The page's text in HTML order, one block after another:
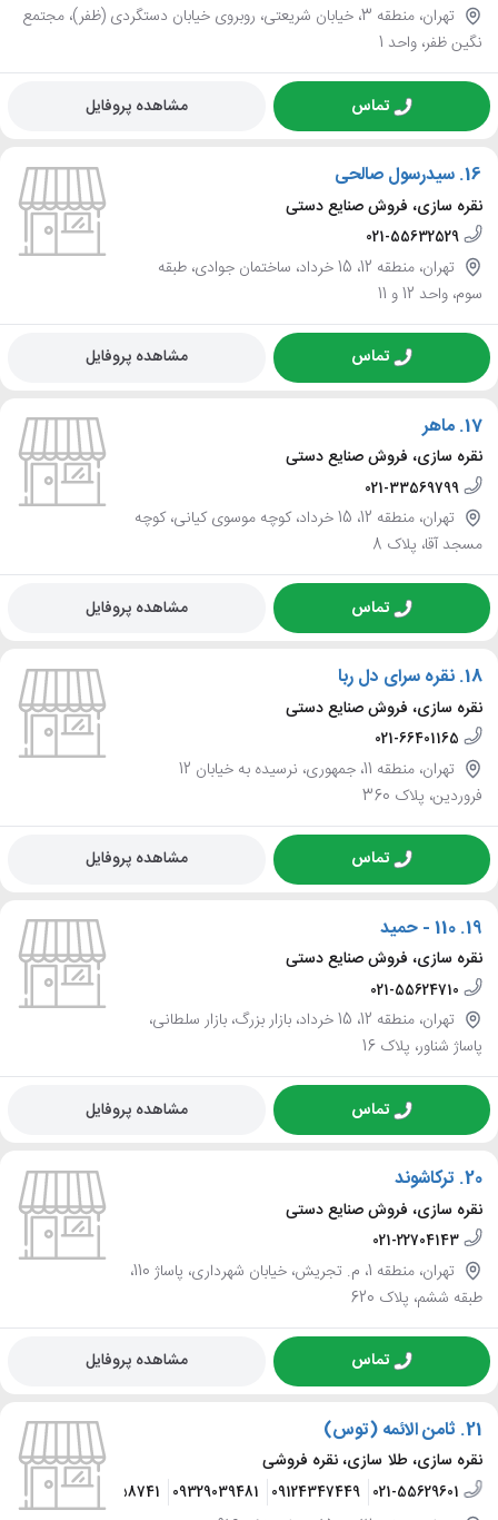
تهران، منطقه 3، خیابان شریعتی، روبروی خیابان دستگردی (ظفر)، مجتمع
نگین ظفر، واحد 1
تماس مشاهده پروفایل
16. سیدرسول صالحی
نقره سازی، فروش صنایع دستی
021-55632529
تهران، منطقه 12، 15 خرداد، ساختمان جوادی، طبقه
سوم، واحد 12 و 11
تماس مشاهده پروفایل
17. ماهر
نقره سازی، فروش صنایع دستی
021-33569799
تهران، منطقه 12، 15 خرداد، کوچه موسوی کیانی، کوچه
مسجد آقا، پلاک 8
تماس مشاهده پروفایل
18. نقره سرای دل ربا
نقره سازی، فروش صنایع دستی
021-66401165
تهران، منطقه 11، جمهوری، نرسیده به خیابان 12
فروردین، پلاک 360
تماس مشاهده پروفایل
19. 110 - حمید
نقره سازی، فروش صنایع دستی
021-55624710
تهران، منطقه 12، 15 خرداد، بازار بزرگ، بازار سلطانی،
پاساژ شناور، پلاک 16
تماس مشاهده پروفایل
20. ترکاشوند
نقره سازی، فروش صنایع دستی
021-22704143
تهران، منطقه 1، م. تجریش، خیابان شهرداری، پاساژ 110،
طبقه ششم، پلاک 620
تماس مشاهده پروفایل
21. ثامن الائمه (توس)
نقره سازی، طلا سازی، نقره فروشی
021-55629601
09124347449
09329039481
09374858741